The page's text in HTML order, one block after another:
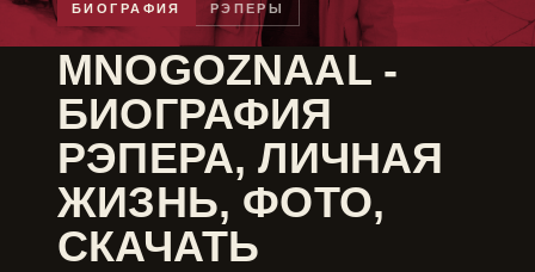
БИОГРАФИЯ РЭПЕРЫ
MNOGOZNAAL -
БИОГРАФИЯ
РЭПЕРА, ЛИЧНАЯ
ЖИЗНЬ, ФОТО,
СКАЧАТЬ